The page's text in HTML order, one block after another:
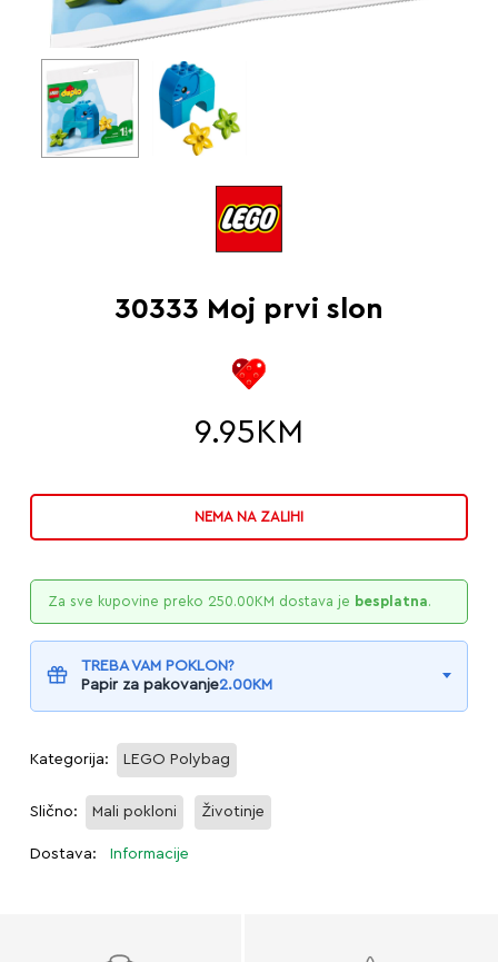
30333 Moj prvi slon
9.95 KM
NEMA NA ZALIHI
Za sve kupovine preko 250.00KM dostava je besplatna.
TREBA VAM POKLON?
Papir za pakovanje2.00KM
Kategorija: LEGO Polybag
Slično: Mali pokloni Životinje
Dostava: Informacije